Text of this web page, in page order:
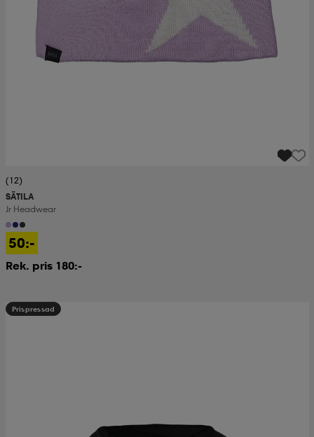
(12)
SÄTILA
Jr Headwear
50:-
Rek. pris 180:-
Prispressad